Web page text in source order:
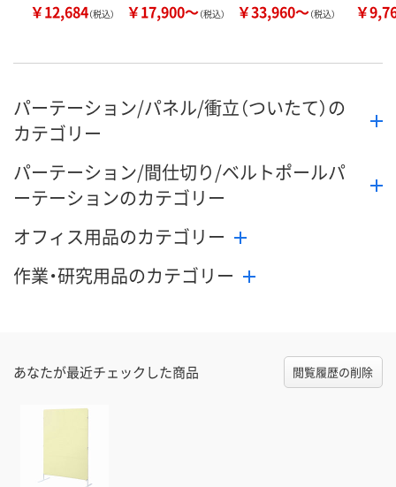
￥12,684（税込） ￥17,900～（税込） ￥33,960～（税込） ￥
パーテーション/パネル/衝立（ついたて）の
カテゴリー
パーテーション/間仕切り/ベルトポールパ
ーテーションのカテゴリー
オフィス用品のカテゴリー
作業・研究用品のカテゴリー
あなたが最近チェックした商品 閲覧履歴の削除